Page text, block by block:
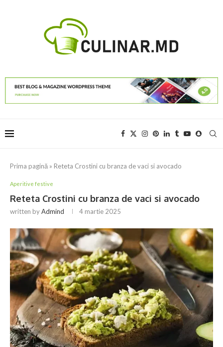
Prima pagină » Reteta Crostini cu branza de vaci si avocado
Aperitive festive
Reteta Crostini cu branza de vaci si avocado
written byAdmind 4 martie 2025